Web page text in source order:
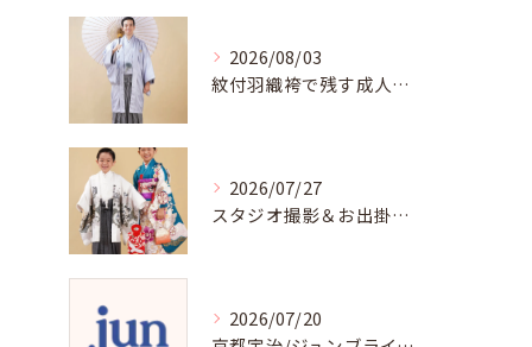
2026/08/03
紋付羽織袴で残す成人記念写真
2026/07/27
スタジオ撮影＆お出掛け七五三はジュンブライダル
2026/07/20